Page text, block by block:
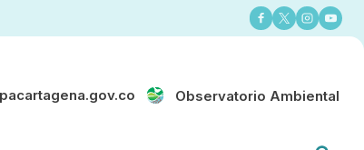
Observatorio Ambiental